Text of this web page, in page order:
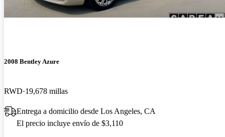
2008 Bentley Azure
RWD 19,678 millas
Entrega a domicilio desde Los Angeles, CA
El precio incluye envío de $3,110